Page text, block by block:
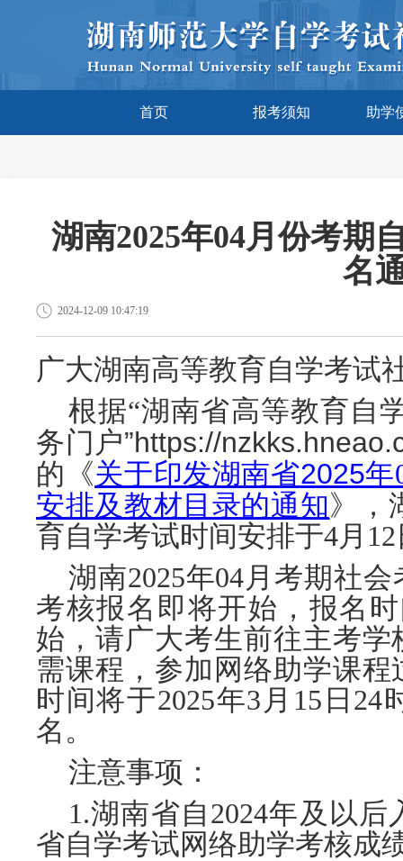
首页 报考须知 助学
湖南2025年04月份考期
名
2024-12-09 10:47:19
广大湖南高等教育自学考试
根据“湖南省高等教育自
务门户”https://
的《关于印发湖南省2025年
安排及教材目录的通知》，
育自学考试时间安排于4月 12
湖南2025年04月考期社
考核报名即将开始，报名
始，请广大考生前往主考
需课程，参加网络助学课
时间将于2025年3 月 15日24
名。
注意事项：
1.湖南省自2024年及以
省自学考试网络助学考核成